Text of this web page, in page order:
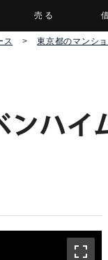
売る
ス > 東京都のマンシ
ンハイ